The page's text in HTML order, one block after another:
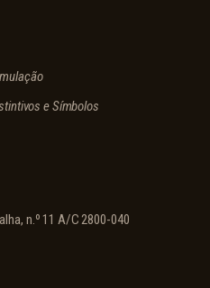
e Símbolos
n.º 11 A/C 2800-040